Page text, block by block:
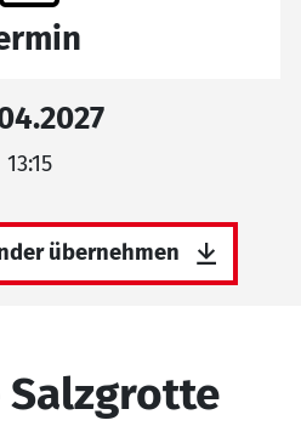
13:15
übernehmen